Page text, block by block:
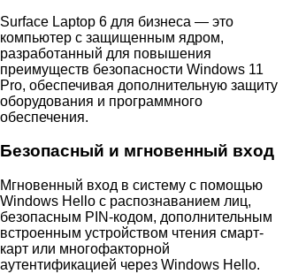
Surface Laptop 6 для бизнеса — это
компьютер с защищенным ядром,
разработанный для повышения
преимуществ безопасности Windows 11
Pro, обеспечивая дополнительную защиту
оборудования и программного
обеспечения.
Безопасный и мгновенный вход
Мгновенный вход в систему с помощью
Windows Hello с распознаванием лиц,
безопасным PIN-кодом, дополнительным
встроенным устройством чтения смарт-
карт или многофакторной
аутентификацией через Windows Hello.